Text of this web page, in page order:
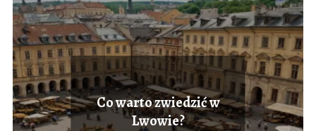
Co warto zwiedzić w
Lwowie?